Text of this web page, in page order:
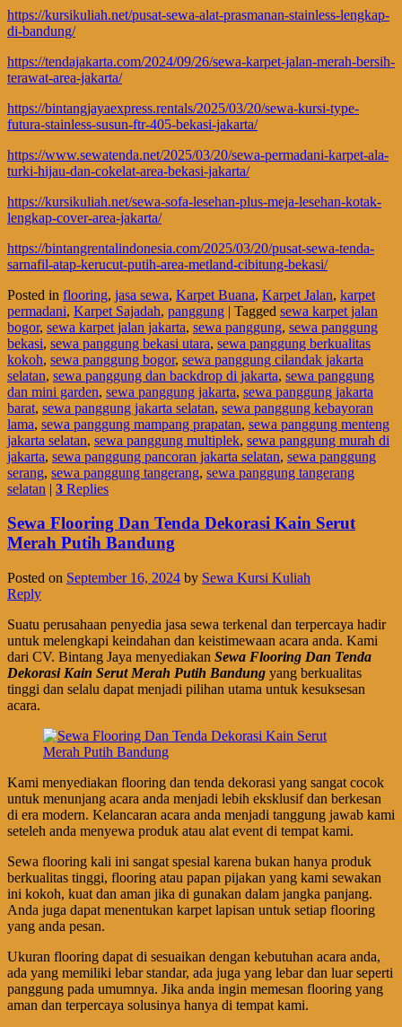
https://kursikuliah.net/pusat-sewa-alat-prasmanan-stainless-lengkap-
di-bandung/
https://tendajakarta.com/2024/09/26/sewa-karpet-jalan-merah-bersih-
terawat-area-jakarta/
https://bintangjayaexpress.rentals/2025/03/20/sewa-kursi-type-
futura-stainless-susun-ftr-405-bekasi-jakarta/
https://www.sewatenda.net/2025/03/20/sewa-permadani-karpet-ala-
turki-hijau-dan-cokelat-area-bekasi-jakarta/
https://kursikuliah.net/sewa-sofa-lesehan-plus-meja-lesehan-kotak-
lengkap-cover-area-jakarta/
https://bintangrentalindonesia.com/2025/03/20/pusat-sewa-tenda-
sarnafil-atap-kerucut-putih-area-metland-cibitung-bekasi/
Posted in flooring, jasa sewa, Karpet Buana, Karpet Jalan, karpet
permadani, Karpet Sajadah, panggung | Tagged sewa karpet jalan
bogor, sewa karpet jalan jakarta, sewa panggung, sewa panggung
bekasi, sewa panggung bekasi utara, sewa panggung berkualitas
kokoh, sewa panggung bogor, sewa panggung cilandak jakarta
selatan, sewa panggung dan backdrop di jakarta, sewa panggung
dan mini garden, sewa panggung jakarta, sewa panggung jakarta
barat, sewa panggung jakarta selatan, sewa panggung kebayoran
lama, sewa panggung mampang prapatan, sewa panggung menteng
jakarta selatan, sewa panggung multiplek, sewa panggung murah di
jakarta, sewa panggung pancoran jakarta selatan, sewa panggung
serang, sewa panggung tangerang, sewa panggung tangerang
selatan | 3 Replies
Sewa Flooring Dan Tenda Dekorasi Kain Serut
Merah Putih Bandung
Posted on September 16, 2024 by Sewa Kursi Kuliah
Reply
Suatu perusahaan penyedia jasa sewa terkenal dan terpercaya hadir
untuk melengkapi keindahan dan keistimewaan acara anda. Kami
dari CV. Bintang Jaya menyediakan Sewa Flooring Dan Tenda
Dekorasi Kain Serut Merah Putih Bandung yang berkualitas
tinggi dan selalu dapat menjadi pilihan utama untuk kesuksesan
acara.
Kami menyediakan flooring dan tenda dekorasi yang sangat cocok
untuk menunjang acara anda menjadi lebih eksklusif dan berkesan
di era modern. Kelancaran acara anda menjadi tanggung jawab kami
seteleh anda menyewa produk atau alat event di tempat kami.
Sewa flooring kali ini sangat spesial karena bukan hanya produk
berkualitas tinggi, flooring atau papan pijakan yang kami sewakan
ini kokoh, kuat dan aman jika di gunakan dalam jangka panjang.
Anda juga dapat menentukan karpet lapisan untuk setiap flooring
yang anda pesan.
Ukuran flooring dapat di sesuaikan dengan kebutuhan acara anda,
ada yang memiliki lebar standar, ada juga yang lebar dan luar seperti
panggung pada umumnya. Jika anda ingin memesan flooring yang
aman dan terpercaya solusinya hanya di tempat kami.